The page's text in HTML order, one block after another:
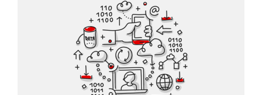
Planificarea posturilor
Timesheet și program de lucru
Program de lucru și concediu
Recrutare și selecție